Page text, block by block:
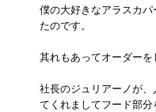
僕の大好きなアラスカ
たのです。
其れもあってオーダーを
社長のジュリアーノが
てくれましてフード部